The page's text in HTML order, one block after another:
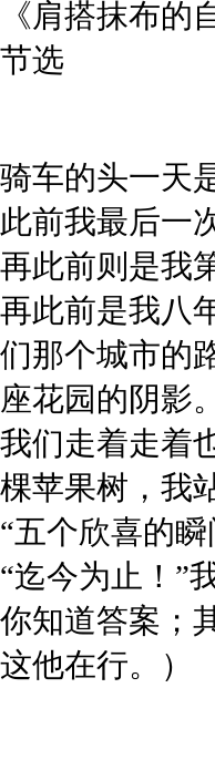
《肩搭抹布的
节选
骑车的头一天
此前我最后一
再此前则是我
再此前是我八
们那个城市的
座花园的阴影
我们走着走着
棵苹果树，我
“五个欣喜的
“迄今为止！”
你知道答案；
这他在行。）